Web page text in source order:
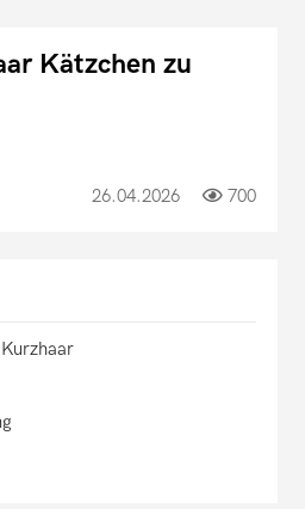
Kätzchen zu
26.04.2026 700